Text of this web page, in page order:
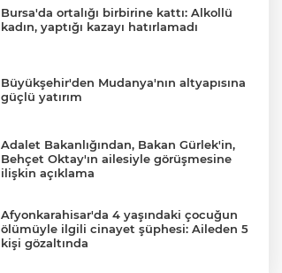
Bursa'da ortalığı birbirine kattı: Alkollü
kadın, yaptığı kazayı hatırlamadı
Büyükşehir'den Mudanya'nın altyapısına
güçlü yatırım
Adalet Bakanlığından, Bakan Gürlek'in,
Behçet Oktay'ın ailesiyle görüşmesine
ilişkin açıklama
Afyonkarahisar'da 4 yaşındaki çocuğun
ölümüyle ilgili cinayet şüphesi: Aileden 5
kişi gözaltında